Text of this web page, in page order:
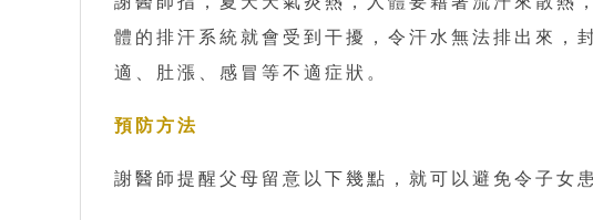
體的排汗系統就會受到干擾，令汗水無法排出來，
適、肚漲、感冒等不適症狀。
預防方法
謝醫師提醒父母留意以下幾點，就可以避免令子女